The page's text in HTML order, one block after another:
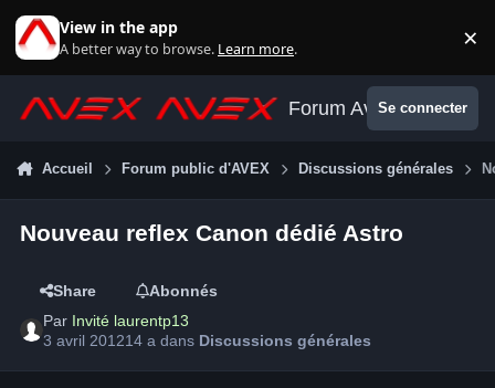
View in the app
A better way to browse. Learn more. ×
Forum AvexSe connecter
Accueil Forum public d'AVEX Discussions générales
Nouveau reflex Canon dédié Astro
Share
Abonnés
Par Invité laurentp13
3 avril 201214 a dans Discussions générales